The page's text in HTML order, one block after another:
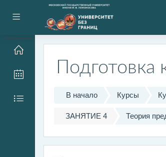
Боковая панель
Перейти к основному содержанию
В начало Курсы
ЗАНЯТИЕ 4 Теория